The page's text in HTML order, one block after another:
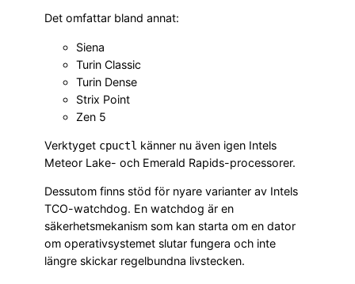
Det omfattar bland annat:
Siena
Turin Classic
Turin Dense
Strix Point
Zen 5
Verktyget cpuctl känner nu även igen Intels
Meteor Lake- och Emerald Rapids-processorer.
Dessutom finns stöd för nyare varianter av Intels
TCO-watchdog. En watchdog är en
säkerhetsmekanism som kan starta om en dator
om operativsystemet slutar fungera och inte
längre skickar regelbundna livstecken.